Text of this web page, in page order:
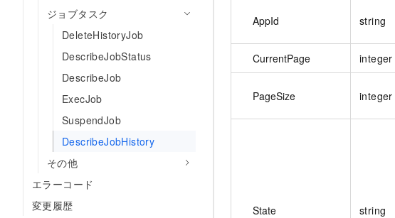
ジョブタスク
DeleteHistoryJob
DescribeJobStatus
DescribeJob
ExecJob
SuspendJob
DescribeJobHistory
その他
エラーコード
変更履歴
AppId string
CurrentPage integer
PageSize integer
State string